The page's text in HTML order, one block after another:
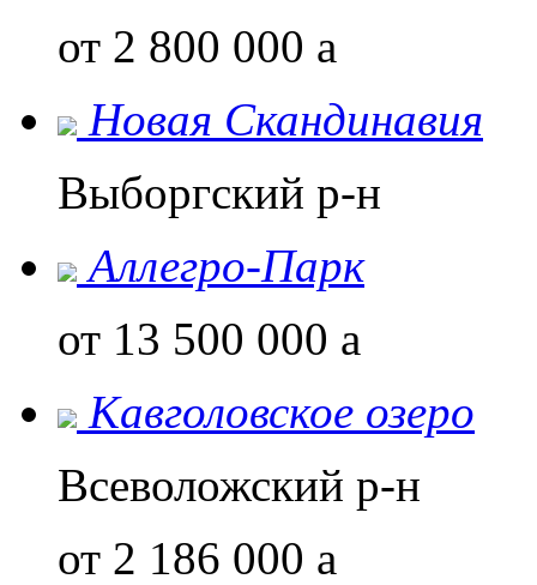
от 2 800 000 a
Новая Скандинавия
Выборгский р-н
Аллегро-Парк
от 13 500 000 a
Кавголовское озеро
Всеволожский р-н
от 2 186 000 a